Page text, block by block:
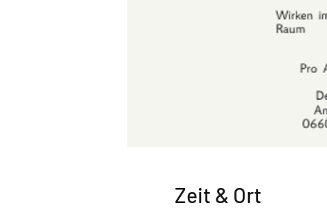
Zeit & Ort